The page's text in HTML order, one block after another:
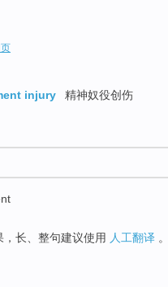
injury
精神奴役创伤
长、整句建议使用 人工翻译